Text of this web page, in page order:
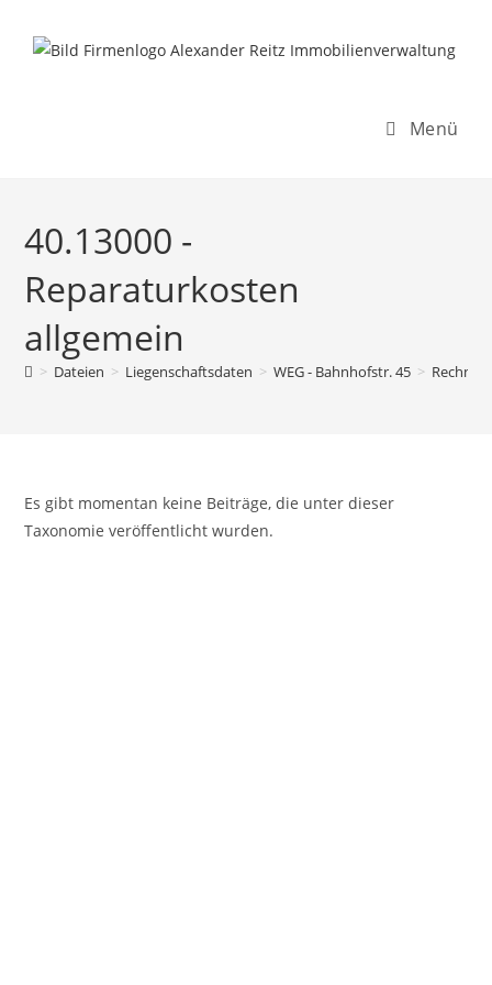
Inhalt
Menü
40.13000 -
Reparaturkosten
allgemein
> Dateien > Liegenschaftsdaten > WEG - Bahnhofstr. 45 >
Es gibt momentan keine Beiträge, die unter dieser
Taxonomie veröffentlicht wurden.